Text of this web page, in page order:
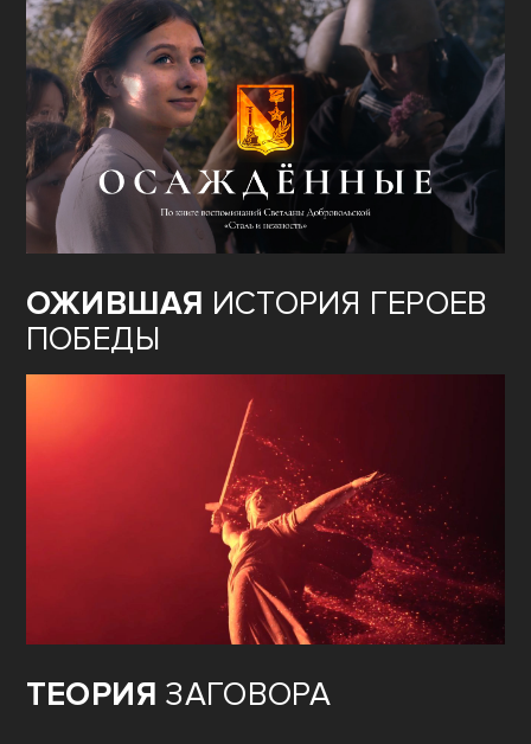
ОЖИВШАЯ ИСТОРИЯ ГЕРОЕВ
ПОБЕДЫ
ТЕОРИЯ ЗАГОВОРА